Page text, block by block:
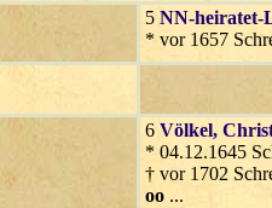
5 NN-heiratet-
* vor 1657
6 Völkel,
* 04.12.1645
† vor 1702
oo ...